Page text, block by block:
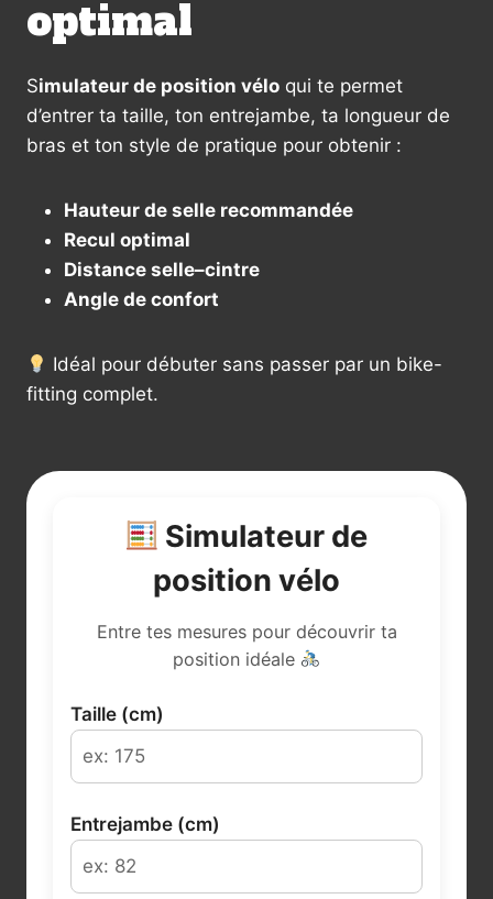
optimal
Simulateur de position vélo qui te permet
d’entrer ta taille, ton entrejambe, ta longueur de
bras et ton style de pratique pour obtenir :
Hauteur de selle recommandée
Recul optimal
Distance selle–cintre
Angle de confort
Idéal pour débuter sans passer par un bike-
fitting complet.
Simulateur de
position vélo
Entre tes mesures pour découvrir ta
position idéale
Taille (cm)
Entrejambe (cm)